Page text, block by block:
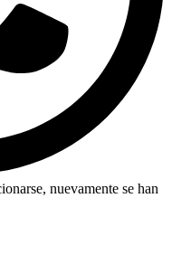
nuevamente se han